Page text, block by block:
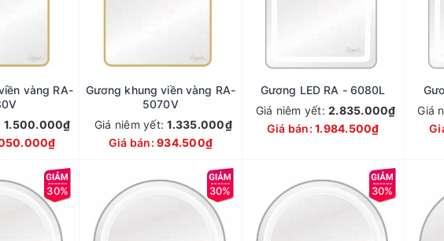
vàng RA-
1.500.000₫
Gương khung viền vàng RA-
5070V
Giá niêm yết:1.335.000₫
Giá bán: 934.500₫
Gương LED RA - 6080L
Giá niêm yết:2.835.000₫
Giá bán: 1.984.500₫
Giá
30% 30% 30%